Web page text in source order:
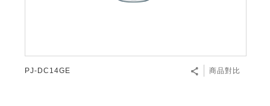
PJ-DC14GE 商品對比